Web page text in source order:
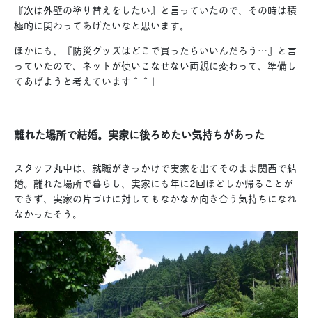
『次は外壁の塗り替えをしたい』と言っていたので、その時は積
極的に関わってあげたいなと思います。
ほかにも、『防災グッズはどこで買ったらいいんだろう…』と言
っていたので、ネットが使いこなせない両親に変わって、準備し
てあげようと考えています＾＾」
離れた場所で結婚。実家に後ろめたい気持ちがあった
スタッフ丸中は、就職がきっかけで実家を出てそのまま関西で結
婚。離れた場所で暮らし、実家にも年に2回ほどしか帰ることが
できず、実家の片づけに対してもなかなか向き合う気持ちになれ
なかったそう。